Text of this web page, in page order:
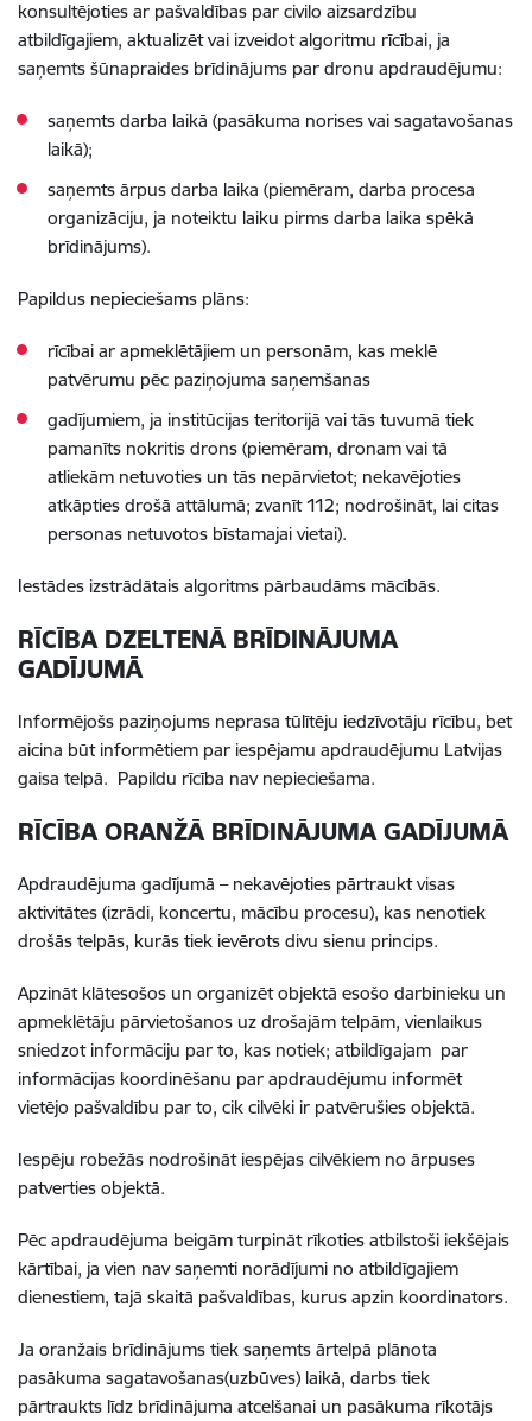
konsultējoties ar pašvaldības par civilo aizsardzību
atbildīgajiem, aktualizēt vai izveidot algoritmu rīcībai, ja
saņemts šūnapraides brīdinājums par dronu apdraudējumu:
saņemts darba laikā (pasākuma norises vai sagatavošanas
laikā);
saņemts ārpus darba laika (piemēram, darba procesa
organizāciju, ja noteiktu laiku pirms darba laika spēkā
brīdinājums).
Papildus nepieciešams plāns:
rīcībai ar apmeklētājiem un personām, kas meklē
patvērumu pēc paziņojuma saņemšanas
gadījumiem, ja institūcijas teritorijā vai tās tuvumā tiek
pamanīts nokritis drons (piemēram, dronam vai tā
atliekām netuvoties un tās nepārvietot; nekavējoties
atkāpties drošā attālumā; zvanīt 112; nodrošināt, lai citas
personas netuvotos bīstamajai vietai).
Iestādes izstrādātais algoritms pārbaudāms mācībās.
RĪCĪBA DZELTENĀ BRĪDINĀJUMA
GADĪJUMĀ
Informējošs paziņojums neprasa tūlītēju iedzīvotāju rīcību, bet
aicina būt informētiem par iespējamu apdraudējumu Latvijas
gaisa telpā. Papildu rīcība nav nepieciešama.
RĪCĪBA ORANŽĀ BRĪDINĀJUMA GADĪJUMĀ
Apdraudējuma gadījumā – nekavējoties pārtraukt visas
aktivitātes (izrādi, koncertu, mācību procesu), kas nenotiek
drošās telpās, kurās tiek ievērots divu sienu princips.
Apzināt klātesošos un organizēt objektā esošo darbinieku un
apmeklētāju pārvietošanos uz drošajām telpām, vienlaikus
sniedzot informāciju par to, kas notiek; atbildīgajam par
informācijas koordinēšanu par apdraudējumu informēt
vietējo pašvaldību par to, cik cilvēki ir patvērušies objektā.
Iespēju robežās nodrošināt iespējas cilvēkiem no ārpuses
patverties objektā.
Pēc apdraudējuma beigām turpināt rīkoties atbilstoši iekšējais
kārtībai, ja vien nav saņemti norādījumi no atbildīgajiem
dienestiem, tajā skaitā pašvaldības, kurus apzin koordinators.
Ja oranžais brīdinājums tiek saņemts ārtelpā plānota
pasākuma sagatavošanas(uzbūves) laikā, darbs tiek
pārtraukts līdz brīdinājuma atcelšanai un pasākuma rīkotājs